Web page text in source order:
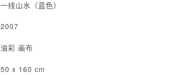
一线山水（蓝色）
2007
油彩 画布
50 x 160 cm